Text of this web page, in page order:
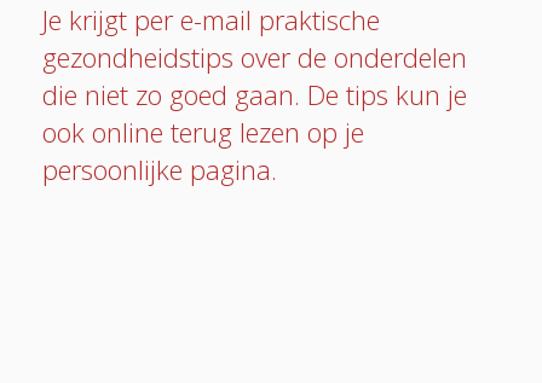
Je krijgt per e-mail praktische
gezondheidstips over de onderdelen
die niet zo goed gaan. De tips kun je
ook online terug lezen op je
persoonlijke pagina.